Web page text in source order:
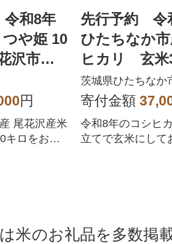
令和8年
や姫 10
沢市産 j
円
尾花沢産米
キロをお届
先行予約
ひたちなか
ヒカリ 玄米
g×1袋)
茨城県ひたちなか
寄付金額
令和8年のコシヒ
立てで玄米にして
米のお礼品を多数掲